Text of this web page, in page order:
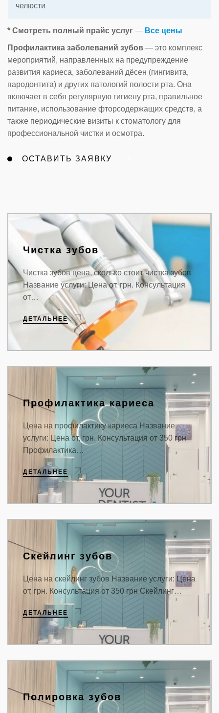
челюсти
* Смотреть полный прайс услуг — Все цены
Профилактика заболеваний зубов — это комплекс
мероприятий, направленных на предупреждение
развития кариеса, заболеваний дёсен (гингивита,
пародонтита) и других патологий полости рта. Она
включает в себя регулярную гигиену рта, правильное
питание, использование фторсодержащих средств, а
также периодические визиты к стоматологу для
профессиональной чистки и осмотра.
ОСТАВИТЬ ЗАЯВКУ
Чистка зубов
Чистка зубов цена, сколько стоит чистка зубов
Название услуги: Цена от, грн. Консультация
от…
ДЕТАЛЬНЕЕ
Профилактика кариеса
Цена на профилактику кариеса Название
услуги: Цена от, грн. Консультация от 350 грн
Профилактика…
ДЕТАЛЬНЕЕ
Скейлинг зубов
Цена на скейлинг зубов Название услуги: Цена
от, грн. Консультация от 350 грн Скейлинг…
ДЕТАЛЬНЕЕ
Полировка зубов